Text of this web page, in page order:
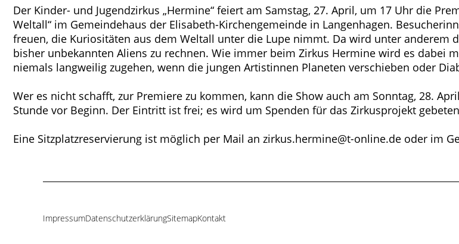
Der Kinder- und Jugendzirkus „Hermine“ feiert am Samstag, 27. April, um 17 Uhr die
Weltall“ im Gemeindehaus der Elisabeth-Kirchengemeinde in Langenhagen.
freuen, die Kuriositäten aus dem Weltall unter die Lupe nimmt. Da wird unter anderem
bisher unbekannten Aliens zu rechnen. Wie immer beim Zirkus Hermine wird es dabei
niemals langweilig zugehen, wenn die jungen Artistinnen Planeten verschieben oder
Wer es nicht schafft, zur Premiere zu kommen, kann die Show auch am Sonntag, 28.
Stunde vor Beginn. Der Eintritt ist frei; es wird um Spenden für das Zirkusprojekt
Eine Sitzplatzreservierung ist möglich per Mail an zirkus.hermine@t-online.de oder im
Navigation
ImpressumDatenschutzerklärungSitemapKontakt